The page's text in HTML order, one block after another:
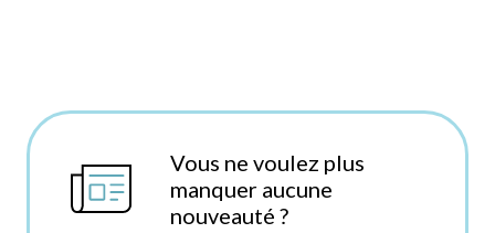
Vous ne voulez plus
manquer aucune
nouveauté ?